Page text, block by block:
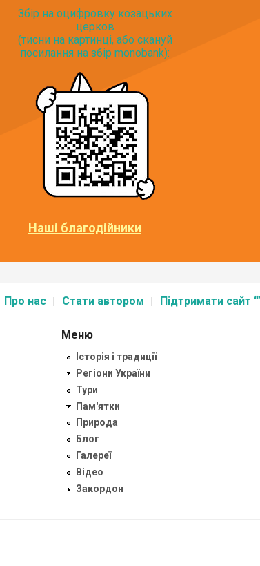
Збір на оцифровку козацьких
церков
(тисни на картинці, або скануй
посилання на збір monobank):
Наші благодійники
Про нас Стати автором Підтримати сайт
Меню
Історія і традиції
Регіони України
Тури
Пам'ятки
Природа
Блог
Галереї
Відео
Закордон